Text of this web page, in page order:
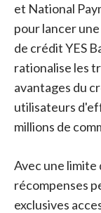
et National
pour lancer
de crédit YES
rationalise les
avantages du
utilisateurs
millions de
Avec une limite
récompenses
exclusives